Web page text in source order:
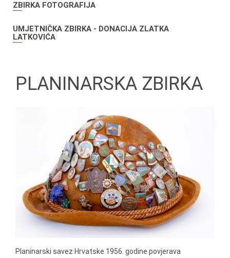
ZBIRKA FOTOGRAFIJA
UMJETNIČKA ZBIRKA - DONACIJA ZLATKA
LATKOVIĆA
PLANINARSKA ZBIRKA
Planinarski savez Hrvatske 1956. godine povjerava